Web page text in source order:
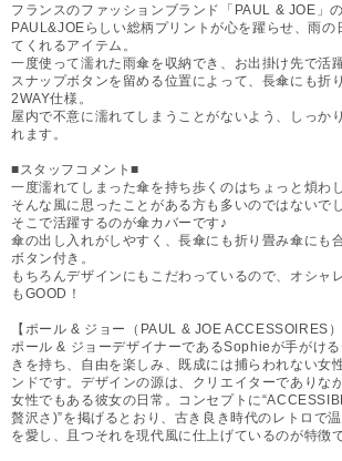
フランスのファッションブランド「PAUL & JOE」
PAUL&JOEらしい総柄プリントが心を躍らせ、雨の
てくれるアイテム。
一度使って濡れた雨傘を収納でき、お出掛け先で活
スナップボタンを留める位置によって、長傘にも折
2WAY仕様。
屋内で不意に濡れてしまうことがないよう、しっか
れます。
■スタッフコメント■
一度濡れてしまった傘を持ち歩くのはちょっと煩わ
そんな風に思ったことがある方も多いのではないで
そこで活躍するのが傘カバーです♪
傘の出し入れがしやすく、長傘にも折り畳み傘にも
ボタン付き。
もちろんデザインにもこだわっているので、オシャ
もGOOD！
【ポール & ジョー（PAUL & JOE ACCESSOIRES）
ポール & ジョーデザイナーであるSophieが手がけ
きを持ち、自由を楽しみ、既成には捕らわれない女
ンドです。デザインの源は、クリエイターでありな
女性でもある彼女の日常。コンセプトに
贅沢さ)”を掲げるとおり、古き良き時代のレトロで
を愛し、且つそれを現代風に仕上げているのが特徴で